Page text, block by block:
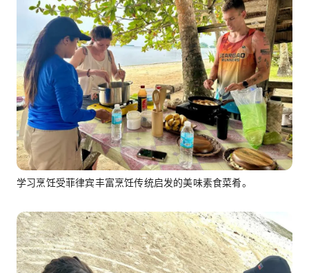
学习烹饪受菲律宾丰富烹饪传统启发的美味素食菜肴。